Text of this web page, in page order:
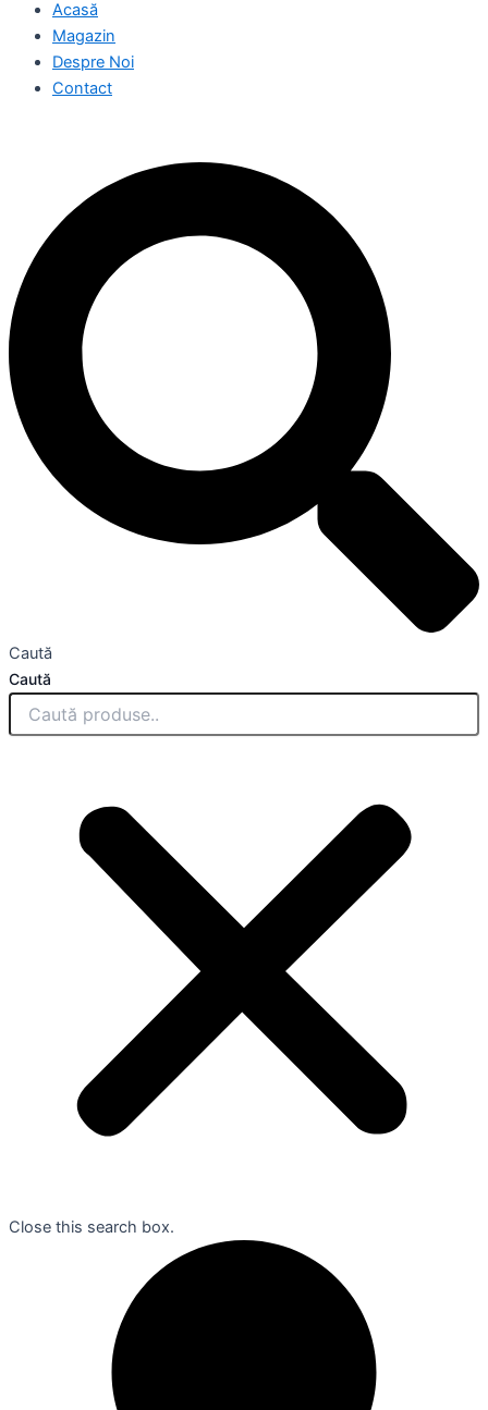
Acasă
Magazin
Despre Noi
Contact
Caută
Caută
Close this search box.